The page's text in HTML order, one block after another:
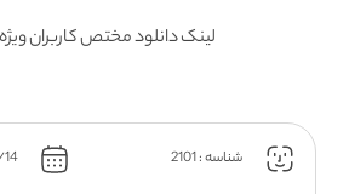
لینک دانلود مختص کاربران
شناسه : 2101 2017/10/14